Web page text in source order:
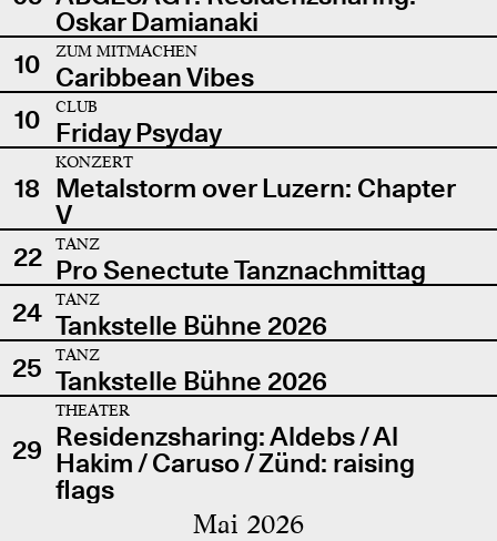
Oskar Damianaki
10
ZUM MITMACHEN
Caribbean Vibes
10
CLUB
Friday Psyday
18
KONZERT
Metalstorm over Luzern: Chapter
V
22
TANZ
Pro Senectute Tanznachmittag
24
TANZ
Tankstelle Bühne 2026
25
TANZ
Tankstelle Bühne 2026
29
THEATER
Residenzsharing: Aldebs / Al
Hakim / Caruso / Zünd: raising
flags
Mai 2026